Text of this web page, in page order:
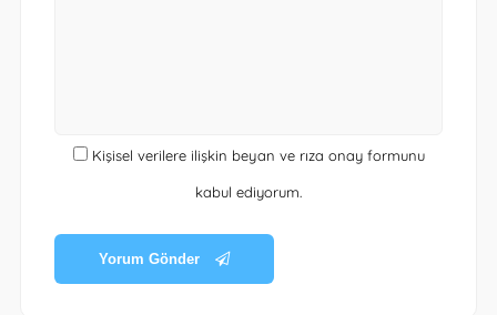
Kişisel verilere ilişkin beyan ve rıza onay formunu
kabul ediyorum.
Yorum Gönder